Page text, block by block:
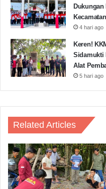
4 hari ago
Keren!
Sidamukti
Alat
5 hari ago
Related Articles